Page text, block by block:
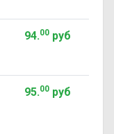
94.00руб
95.00руб